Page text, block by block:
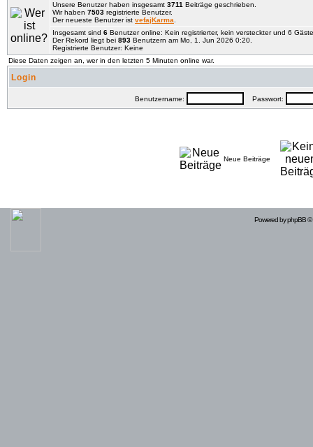
Unsere Benutzer haben insgesamt 3711 Beiträge geschrieben.
Wir haben 7503 registrierte Benutzer.
Der neueste Benutzer ist vefajKarma
Insgesamt sind 6 Benutzer online: Kein registrierter, kein versteckter und 6
Der Rekord liegt bei 893 Benutzern am Mo, 1. Jun 2026 0:20.
Registrierte Benutzer: Keine
Diese Daten zeigen an, wer in den letzten 5 Minuten online war.
Login
Benutzername: Passwort:
Neue Beiträge
Powered byphpBB©